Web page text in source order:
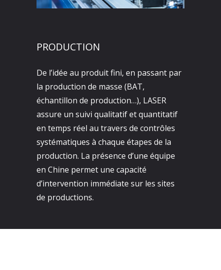
PRODUCTION
De l’idée au produit fini, en passant par
la production de masse (BAT,
échantillon de production…), LASER
assure un suivi qualitatif et quantitatif
en temps réel au travers de contrôles
systématiques à chaque étapes de la
production. La présence d’une équipe
en Chine permet une capacité
d’intervention immédiate sur les sites
de productions.